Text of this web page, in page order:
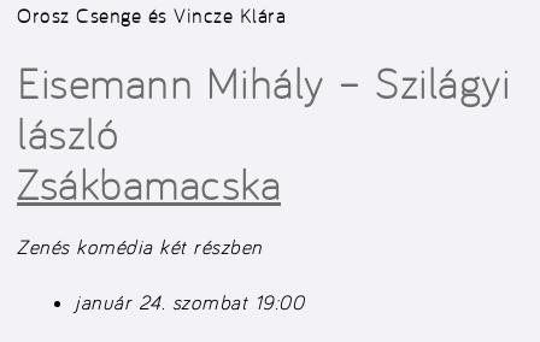
Orosz Csenge és Vincze Klára
Eisemann Mihály – Szilágyi
lászló
Zsákbamacska
Zenés komédia két részben
január 24. szombat 19:00